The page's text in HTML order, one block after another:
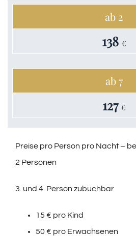
ab 2
138 €
ab 7
127 €
Preise pro Person pro Nacht –
2 Personen
3. und 4. Person zubuchbar
15 € pro Kind
50 € pro Erwachsenen